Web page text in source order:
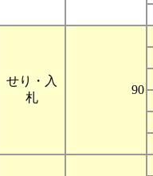
せり・入
札
90